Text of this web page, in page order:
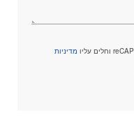
מדיניות